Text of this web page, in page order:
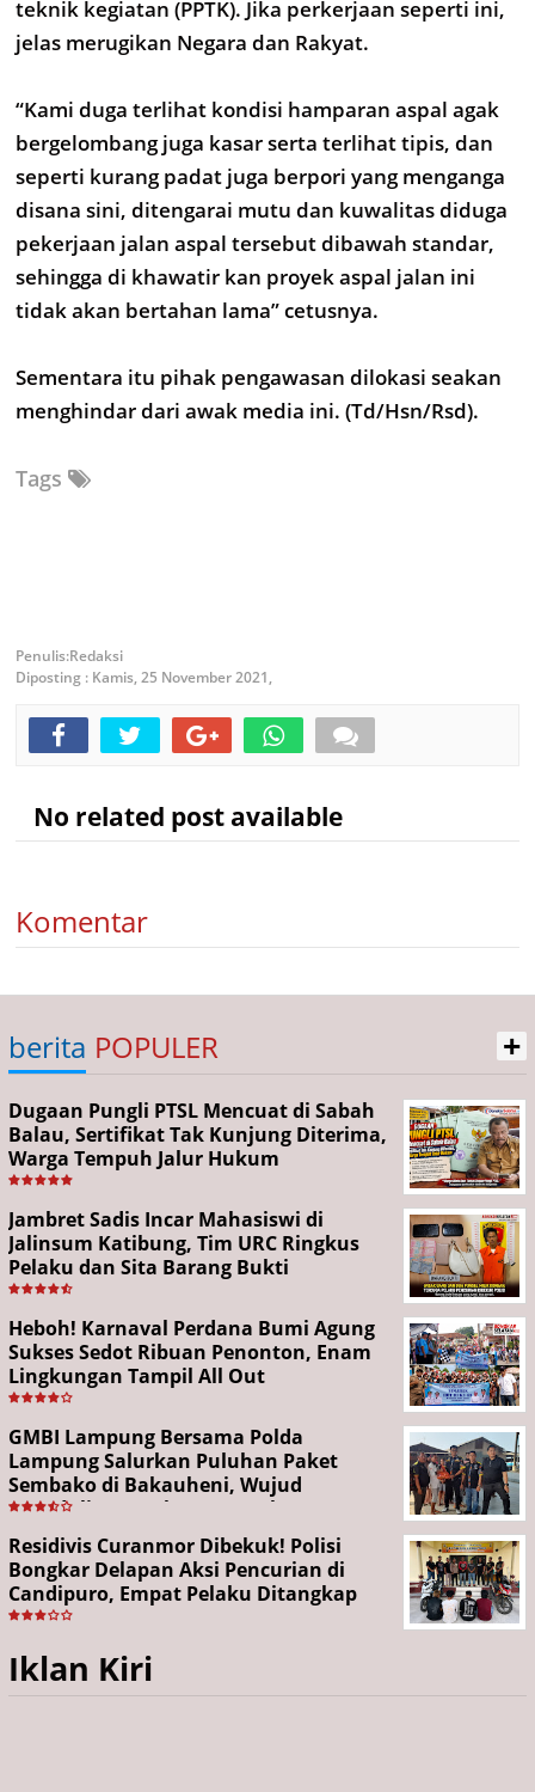
teknik kegiatan (PPTK). Jika perkerjaan seperti ini,
jelas merugikan Negara dan Rakyat.
“Kami duga terlihat kondisi hamparan aspal agak
bergelombang juga kasar serta terlihat tipis, dan
seperti kurang padat juga berpori yang menganga
disana sini, ditengarai mutu dan kuwalitas diduga
pekerjaan jalan aspal tersebut dibawah standar,
sehingga di khawatir kan proyek aspal jalan ini
tidak akan bertahan lama” cetusnya.
Sementara itu pihak pengawasan dilokasi seakan
menghindar dari awak media ini. (Td/Hsn/Rsd).
Tags
Redaksi
Diposting : Kamis, 25 November 2021,
No related post available
Komentar
berita POPULER +
Dugaan Pungli PTSL Mencuat di Sabah
Balau, Sertifikat Tak Kunjung Diterima,
Warga Tempuh Jalur Hukum
Jambret Sadis Incar Mahasiswi di
Jalinsum Katibung, Tim URC Ringkus
Pelaku dan Sita Barang Bukti
Heboh! Karnaval Perdana Bumi Agung
Sukses Sedot Ribuan Penonton, Enam
Lingkungan Tampil All Out
GMBI Lampung Bersama Polda
Lampung Salurkan Puluhan Paket
Sembako di Bakauheni, Wujud
Kepedulian Sambut HUT RI ke-81
Residivis Curanmor Dibekuk! Polisi
Bongkar Delapan Aksi Pencurian di
Candipuro, Empat Pelaku Ditangkap
Iklan Kiri